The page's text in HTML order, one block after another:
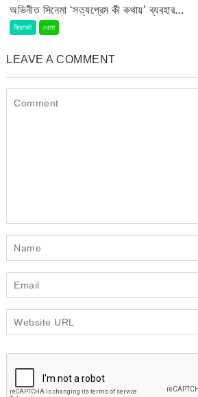
অভিনীত সিনেমা ‘সত্যপ্রেম কী কথায়’ ব্যবহার...
ক্রিকেট খেলা
LEAVE A COMMENT